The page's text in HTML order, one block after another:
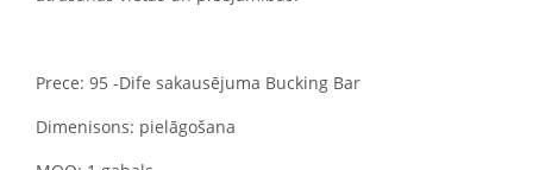
Prece: 95 -Dife sakausējuma Bucking Bar
Dimenisons: pielāgošana